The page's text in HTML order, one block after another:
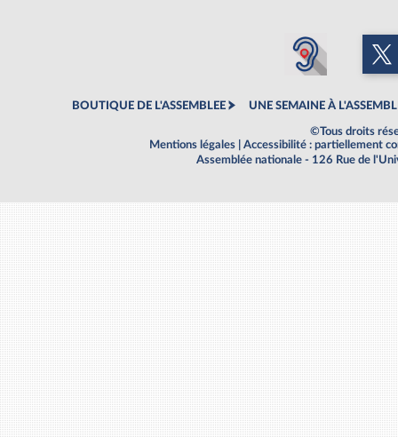
BOUTIQUE DE L'ASSEMBLEE UNE SEMAINE À
©Tous droits
Mentions légales
Accessibilité : partiellement
Assemblée nationale - 126 Rue de